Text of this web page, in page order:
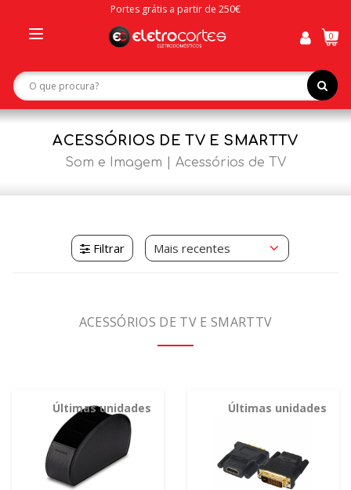
Portes grátis a partir de 250€
navigation
0
ACESSÓRIOS DE TV E SMARTTV
Som e Imagem Acessórios de TV
Filtrar
ACESSÓRIOS DE TV E SMARTTV
Últimas unidades Últimas unidades